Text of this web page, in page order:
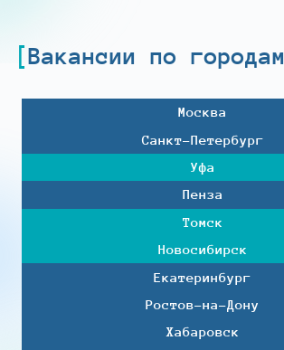
Вакансии по городам
Москва
Санкт-Петербург
Уфа
Пенза
Томск
Новосибирск
Екатеринбург
Ростов-на-Дону
Хабаровск